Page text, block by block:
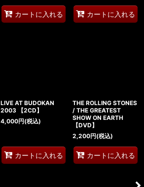
カートに入れる カートに入れる
LIVE AT BUDOKAN
2003 【2CD】
4,000円(税込)
カートに入れる
THE ROLLING STONES
/ THE GREATEST
SHOW ON EARTH
【DVD】
2,200円(税込)
カートに入れる